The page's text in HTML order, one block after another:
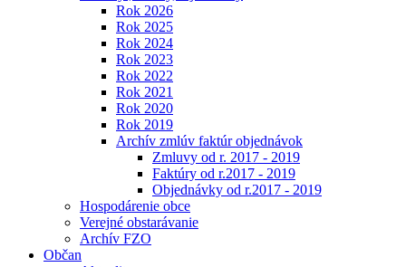
Rok 2026
Rok 2025
Rok 2024
Rok 2023
Rok 2022
Rok 2021
Rok 2020
Rok 2019
Archív zmlúv faktúr objednávok
Zmluvy od r. 2017 - 2019
Faktúry od r.2017 - 2019
Objednávky od r.2017 - 2019
Hospodárenie obce
Verejné obstarávanie
Archív FZO
Občan